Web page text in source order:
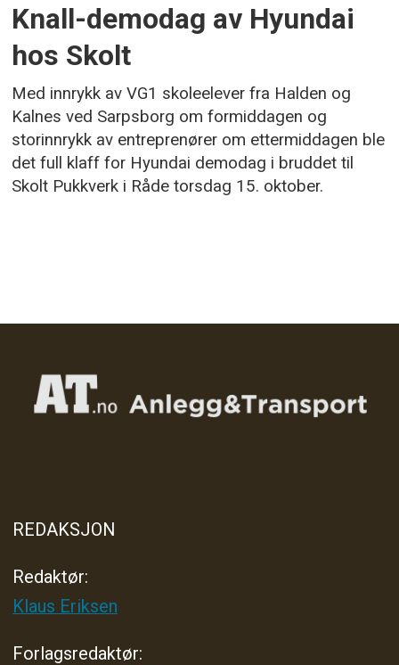
Knall-demodag av Hyundai
hos Skolt
Med innrykk av VG1 skoleelever fra Halden og
Kalnes ved Sarpsborg om formiddagen og
storinnrykk av entreprenører om ettermiddagen ble
det full klaff for Hyundai demodag i bruddet til
Skolt Pukkverk i Råde torsdag 15. oktober.
REDAKSJON
Redaktør:
Klaus Eriksen
Forlagsredaktør: